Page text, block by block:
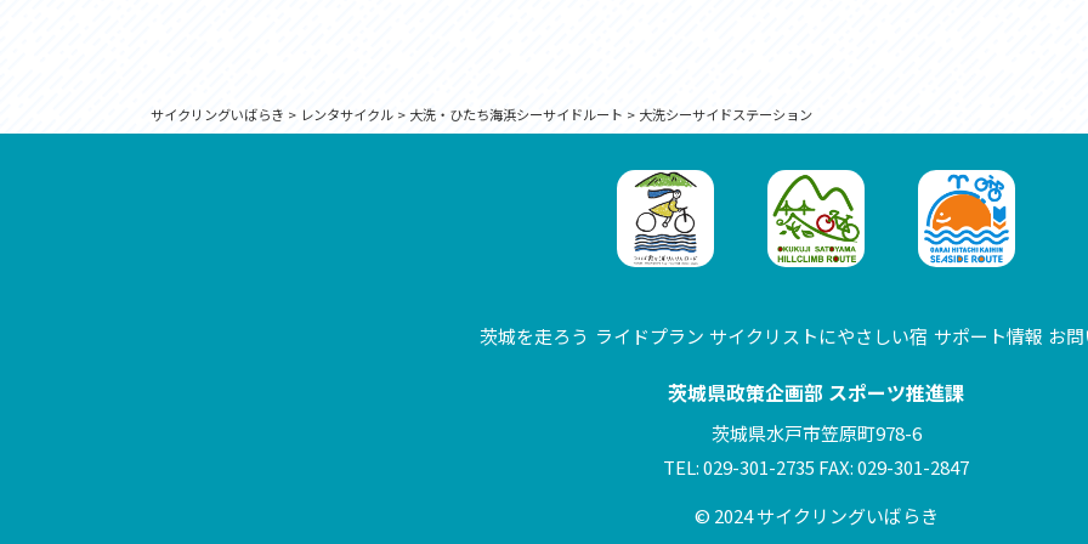
サイクリングいばらき > レンタサイクル> 大洗・ひたち海浜シーサイドルート > 大洗シーサイドステーション
茨城を走ろう ライドプラン サイクリストにやさしい宿 サポート情報 お
茨城県政策企画部 スポーツ推進課
茨城県水戸市笠原町978-6
TEL: 029-301-2735 FAX: 029-301-2847
© 2024 サイクリングいばらき